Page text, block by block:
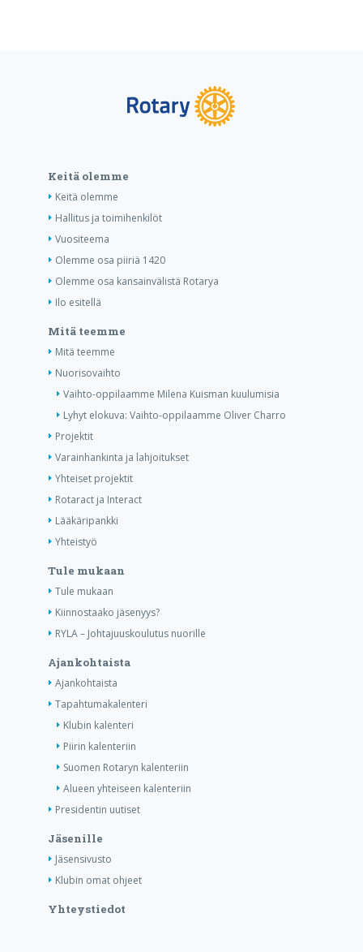
Keitä olemme
Keitä olemme
Hallitus ja toimihenkilöt
Vuositeema
Olemme osa piiriä 1420
Olemme osa kansainvälistä Rotarya
Ilo esitellä
Mitä teemme
Mitä teemme
Nuorisovaihto
Vaihto-oppilaamme Milena Kuisman kuulumisia
Lyhyt elokuva: Vaihto-oppilaamme Oliver Charro
Projektit
Varainhankinta ja lahjoitukset
Yhteiset projektit
Rotaract ja Interact
Lääkäripankki
Yhteistyö
Tule mukaan
Tule mukaan
Kiinnostaako jäsenyys?
RYLA – Johtajuuskoulutus nuorille
Ajankohtaista
Ajankohtaista
Tapahtumakalenteri
Klubin kalenteri
Piirin kalenteriin
Suomen Rotaryn kalenteriin
Alueen yhteiseen kalenteriin
Presidentin uutiset
Jäsenille
Jäsensivusto
Klubin omat ohjeet
Yhteystiedot